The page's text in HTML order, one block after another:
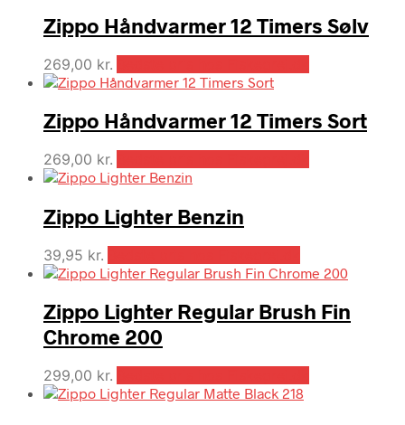
Zippo Håndvarmer 12 Timers Sølv
269,00 kr.
Zippo Håndvarmer 12 Timers Sort
269,00 kr.
Zippo Lighter Benzin
39,95 kr.
Zippo Lighter Regular Brush Fin
Chrome 200
299,00 kr.